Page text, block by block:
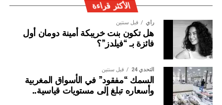
الأكثر قراءة
رأي قبل سنتين
هل تكون بنت خريبكة أمينة دومان أول
فائزة بـ “فيلدز”؟
التحدي 24 قبل سنتين
السمك “مفقود” في الأسواق المغربية
وأسعاره تبلغ إلى مستويات قياسية..